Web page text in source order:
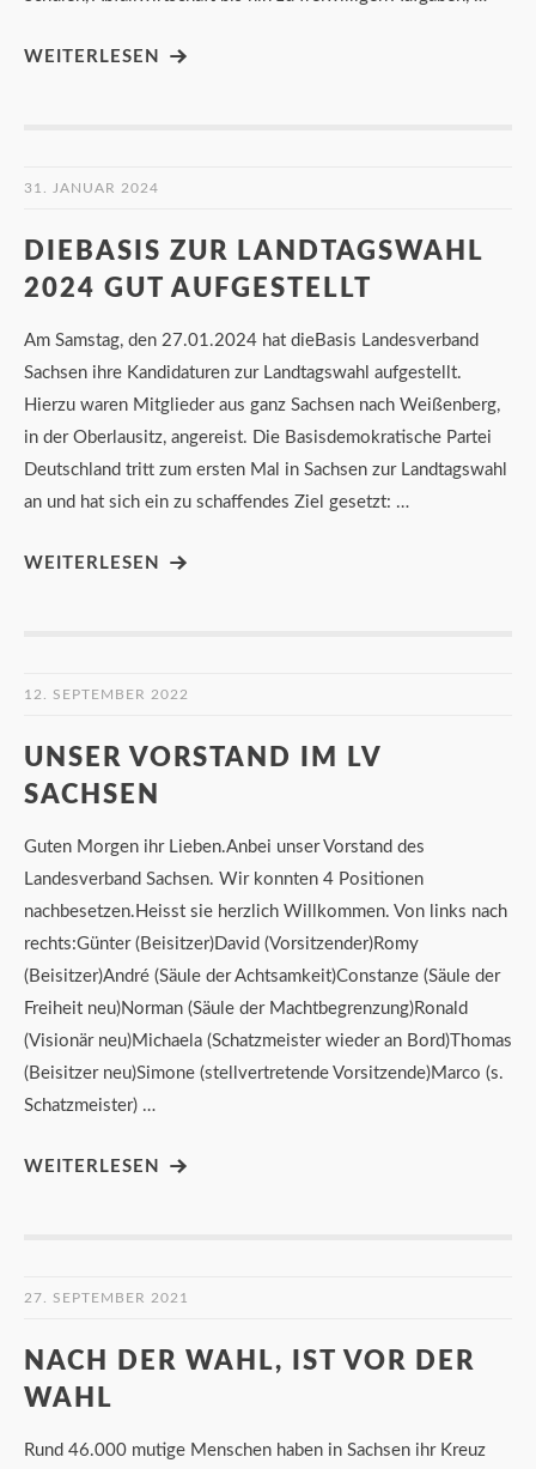
WEITERLESEN
31. JANUAR 2024
DIEBASIS ZUR LANDTAGSWAHL
2024 GUT AUFGESTELLT
Am Samstag, den 27.01.2024 hat dieBasis Landesverband
Sachsen ihre Kandidaturen zur Landtagswahl aufgestellt.
Hierzu waren Mitglieder aus ganz Sachsen nach Weißenberg,
in der Oberlausitz, angereist. Die Basisdemokratische Partei
Deutschland tritt zum ersten Mal in Sachsen zur Landtagswahl
an und hat sich ein zu schaffendes Ziel gesetzt: …
WEITERLESEN
12. SEPTEMBER 2022
UNSER VORSTAND IM LV
SACHSEN
Guten Morgen ihr Lieben.Anbei unser Vorstand des
Landesverband Sachsen. Wir konnten 4 Positionen
nachbesetzen.Heisst sie herzlich Willkommen. Von links nach
rechts:Günter (Beisitzer)David (Vorsitzender)Romy
(Beisitzer)André (Säule der Achtsamkeit)Constanze (Säule der
Freiheit neu)Norman (Säule der Machtbegrenzung)Ronald
(Visionär neu)Michaela (Schatzmeister wieder an Bord)Thomas
(Beisitzer neu)Simone (stellvertretende Vorsitzende)Marco (s.
Schatzmeister) …
WEITERLESEN
27. SEPTEMBER 2021
NACH DER WAHL, IST VOR DER
WAHL
Rund 46.000 mutige Menschen haben in Sachsen ihr Kreuz